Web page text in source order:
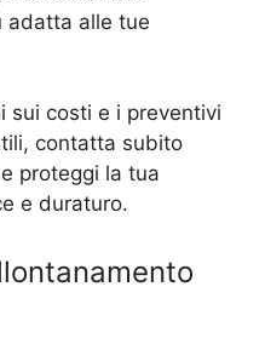
adatta alle tue
sui costi e i preventivi
contatta subito
proteggi la tua
e duraturo.